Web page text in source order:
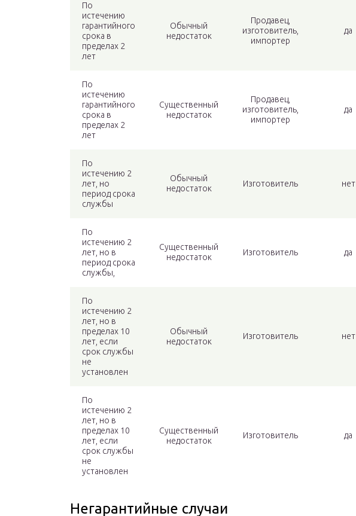
По
истечению
гарантийного
срока в
пределах 2
лет
Обычный
недостаток
Продавец,
изготовитель,
импортер
да
По
истечению
гарантийного
срока в
пределах 2
лет
Существенный
недостаток
Продавец,
изготовитель,
импортер
да
По
истечению 2
лет, но
период срока
службы
Обычный
недостаток
Изготовитель нет
По
истечению 2
лет, но в
период срока
службы,
Существенный
недостаток
Изготовитель да
По
истечению 2
лет, но в
пределах 10
лет, если
срок службы
не
установлен
Обычный
недостаток
Изготовитель нет
По
истечению 2
лет, но в
пределах 10
лет, если
срок службы
не
установлен
Существенный
недостаток
Изготовитель да
Негарантийные случаи